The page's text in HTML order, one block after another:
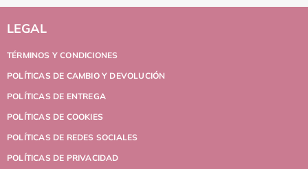
LEGAL
TÉRMINOS Y CONDICIONES
POLÍTICAS DE CAMBIO Y DEVOLUCIÓN
POLÍTICAS DE ENTREGA
POLÍTICAS DE COOKIES
POLÍTICAS DE REDES SOCIALES
POLÍTICAS DE PRIVACIDAD